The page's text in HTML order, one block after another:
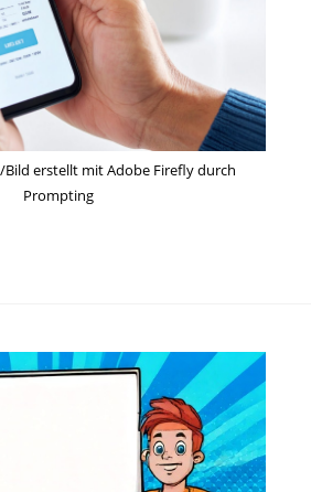
Bild erstellt mit Adobe Firefly durch
Prompting